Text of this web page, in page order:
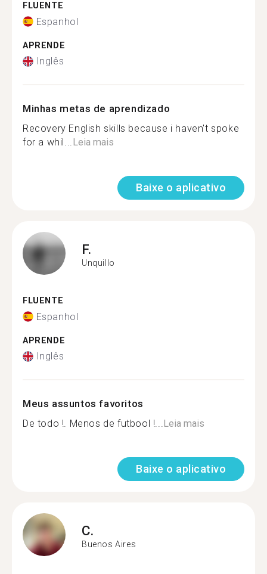
FLUENTE
Espanhol
APRENDE
Inglês
Minhas metas de aprendizado
Recovery English skills because i haven't spoke
for a whil...Leia mais
Baixe o aplicativo
F.
Unquillo
FLUENTE
Espanhol
APRENDE
Inglês
Meus assuntos favoritos
De todo !. Menos de futbool !...Leia mais
Baixe o aplicativo
C.
Buenos Aires